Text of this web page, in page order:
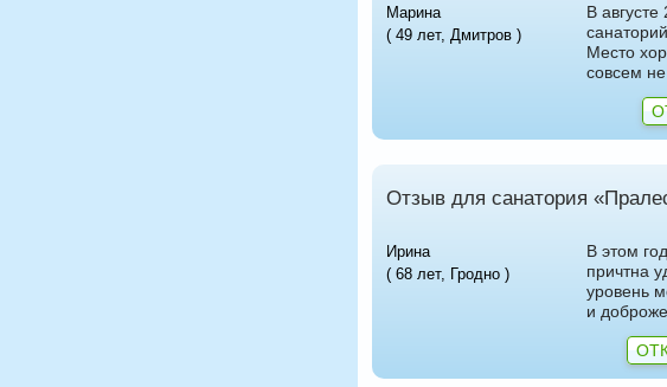
Марина
( 49 лет, Дмитров )
В
Место
совсем
Отзыв для санатория
Ирина
( 68 лет, Гродно )
В этом
причтна
уровень
и